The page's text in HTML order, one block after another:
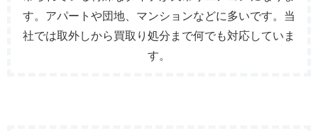
す。アパートや団地、マンションなどに多いです。当
社では取外しから買取り処分まで何でも対応していま
す。